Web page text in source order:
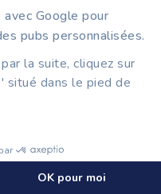
Google pour
pubs personnalisées.
la suite, cliquez sur
situé dans le pied de
OK pour moi
dans la préparation
avons recensé dans
classification,
les doubles
travail sont à
l’automatisation